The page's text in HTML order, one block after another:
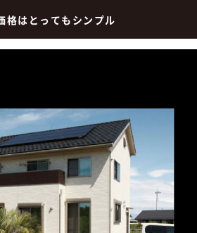
格はとってもシンプル